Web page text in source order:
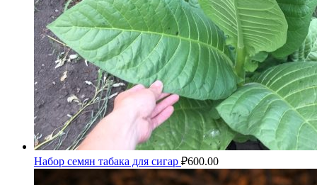
Набор семян табака для сигар ₽600.00